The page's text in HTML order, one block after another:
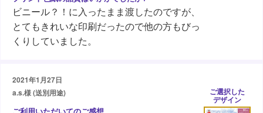
ビニール？！に入ったまま渡したのですが、
とてもきれいな印刷だったので他の方もびっ
くりしていました。
2021年1月27日
a.s.様 (送別用途)
ご選択した
デザイン